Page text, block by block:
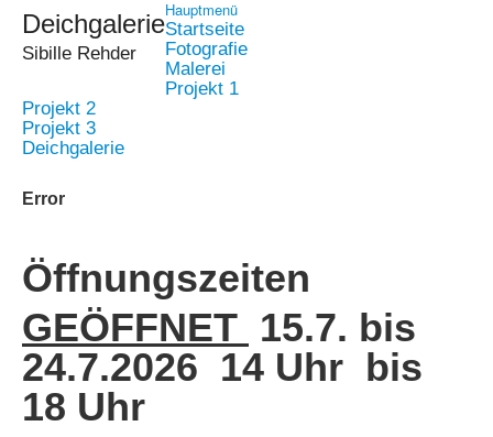
Deichgalerie
Sibille Rehder
Hauptmenü
Startseite
Fotografie
Malerei
Projekt 1
Projekt 2
Projekt 3
Deichgalerie
Error
Öffnungszeiten
GEÖFFNET 15.7. bis
24.7.2026 14 Uhr bis
18 Uhr